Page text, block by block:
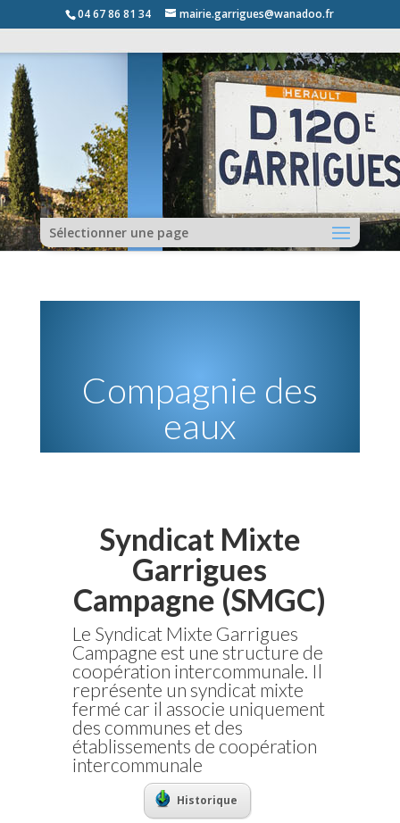
04 67 86 81 34 mairie.garrigues@wanadoo.fr
Sélectionner une page
Compagnie des
eaux
Syndicat Mixte
Garrigues
Campagne (SMGC)
Le Syndicat Mixte Garrigues
Campagne est une structure de
coopération intercommunale. Il
représente un syndicat mixte
fermé car il associe uniquement
des communes et des
établissements de coopération
intercommunale
Historique